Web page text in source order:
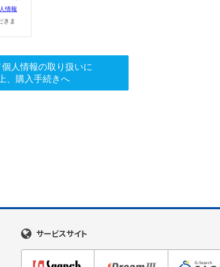
人情報の取り扱いに
、購入手続きへ
サービスサイト